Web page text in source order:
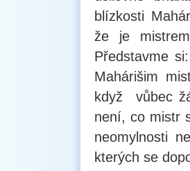
blízkosti
že je
Představme
Mahárišim
když vůbec
není, co mistr
neomylnosti
kterých se